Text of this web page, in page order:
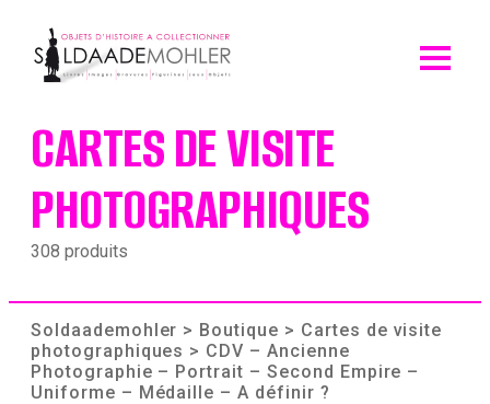
content
CARTES DE VISITE
PHOTOGRAPHIQUES
308 produits
Soldaademohler > Boutique > Cartes de visite
photographiques > CDV – Ancienne
Photographie – Portrait – Second Empire –
Uniforme – Médaille – A définir ?